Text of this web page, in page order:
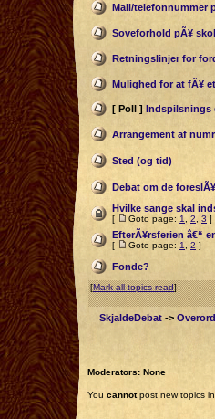
Mail/telefonnummer
Soveforhold pÃ¥
Retningslinjer for
Mulighed for at fÃ¥
[ Poll ] Indspilsnings
Arrangement af
Sted (og tid)
Debat om de
Hvilke sange skal
[ Goto page: 1 2 3 ]
EfterÃ¥rsferien â€“
[ Goto page: 1 2 ]
Fonde?
[Mark all topics read]
SkjaldeDebat ->
Moderators: None
You cannotpost new topics